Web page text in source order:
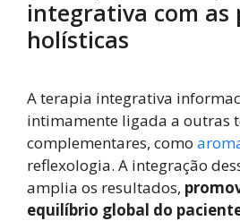
integrativa com as
holísticas
A terapia integrativa
intimamente ligada a outras
complementares, como
reflexologia. A integração
amplia os resultados,
equilíbrio global do